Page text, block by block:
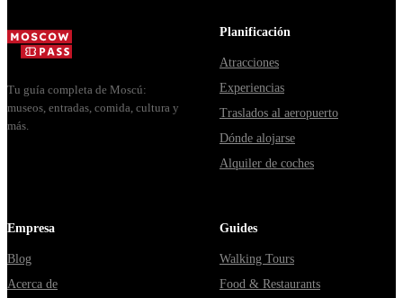
через
Владими...
Мавзолей
Tu guía completa de Moscú:
museos, entradas, comida, cultura y
más.
Planificación
Atracciones
Experiencias
Traslados al aeropuerto
Dónde alojarse
Alquiler de coches
Empresa
Blog
Acerca de
Guides
Walking Tours
Food & Restaurants